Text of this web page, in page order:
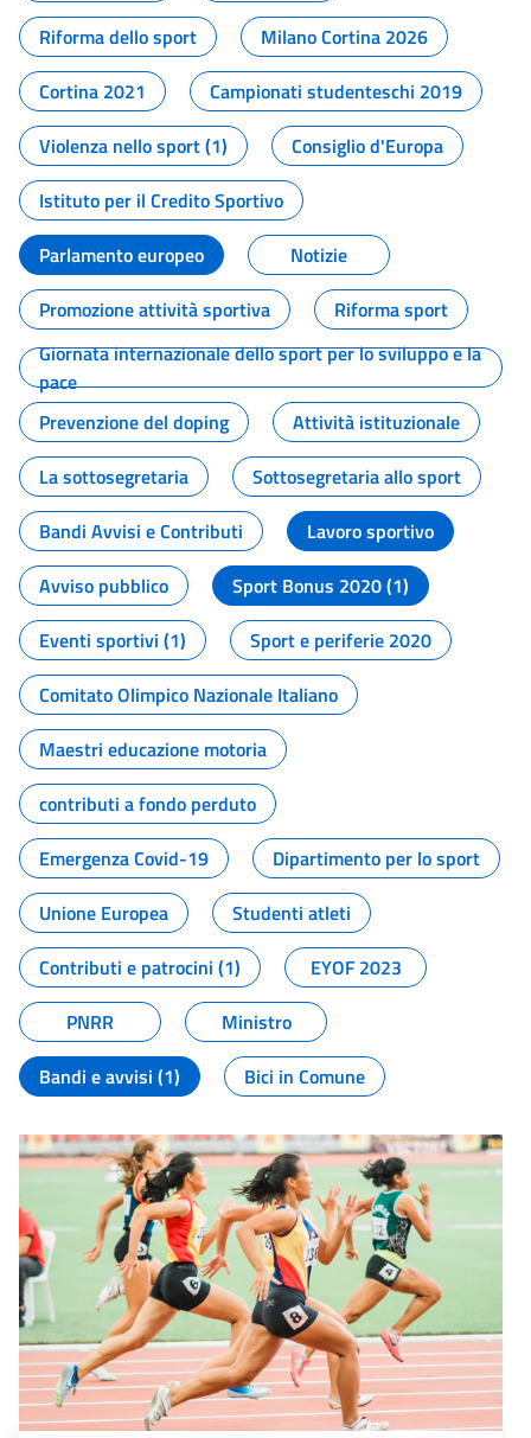
Riforma dello sport
Milano Cortina 2026
Cortina 2021
Campionati studenteschi 2019
Violenza nello sport (1)
Consiglio d'Europa
Istituto per il Credito Sportivo
Parlamento europeo
Notizie
Promozione attività sportiva
Riforma sport
Giornata internazionale dello sport per lo sviluppo e la
pace
Prevenzione del doping
Attività istituzionale
La sottosegretaria
Sottosegretaria allo sport
Bandi Avvisi e Contributi
Lavoro sportivo
Avviso pubblico
Sport Bonus 2020 (1)
Eventi sportivi (1)
Sport e periferie 2020
Comitato Olimpico Nazionale Italiano
Maestri educazione motoria
contributi a fondo perduto
Emergenza Covid-19
Dipartimento per lo sport
Unione Europea
Studenti atleti
Contributi e patrocini (1)
EYOF 2023
PNRR
Ministro
Bandi e avvisi (1)
Bici in Comune